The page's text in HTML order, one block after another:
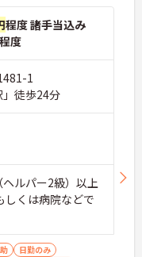
程度 諸手当込み
程度
1
」徒歩24分
ルパー2級）以上
くは病院などで
日勤のみ